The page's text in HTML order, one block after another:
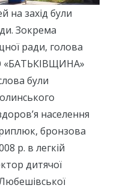
на захід були
Зокрема
ради, голова
«БАТЬКІВЩИНА»
були
населення
бронзова
р. в легкій
дитячої